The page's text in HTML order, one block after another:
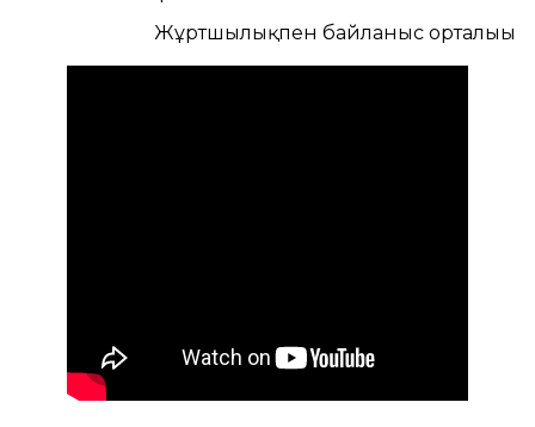
Жұртшылықпен байланыс орталығы